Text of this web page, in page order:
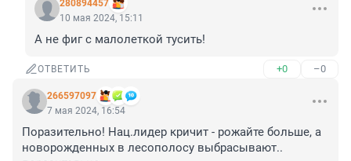
280894457
10 мая 2024, 15:11
А не фиг с малолеткой тусить!
ОТВЕТИТЬ +0 –0
266597097
7 мая 2024, 16:54
Поразительно! Нац.лидер кричит - рожайте больше, а
новорожденных в лесополосу выбрасывают..